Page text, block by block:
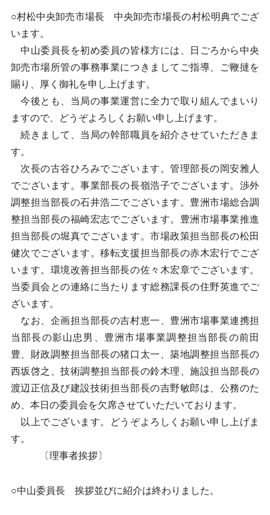
○村松中央卸売市場長 中央卸売市場長の村松明典でござ
います。
中山委員長を初め委員の皆様方には、日ごろから中央
卸売市場所管の事務事業につきましてご指導、ご鞭撻を
賜り、厚く御礼を申し上げます。
今後とも、当局の事業運営に全力で取り組んでまいり
ますので、どうぞよろしくお願い申し上げます。
続きまして、当局の幹部職員を紹介させていただきま
す。
次長の古谷ひろみでございます。管理部長の岡安雅人
でございます。事業部長の長嶺浩子でございます。渉外
調整担当部長の石井浩二でございます。豊洲市場総合調
整担当部長の福崎宏志でございます。豊洲市場事業推進
担当部長の堀真でございます。市場政策担当部長の松田
健次でございます。移転支援担当部長の赤木宏行でござ
います。環境改善担当部長の佐々木宏章でございます。
当委員会との連絡に当たります総務課長の住野英進でご
ざいます。
なお、企画担当部長の吉村恵一、豊洲市場事業連携担
当部長の影山忠男、豊洲市場事業調整担当部長の前田
豊、財政調整担当部長の猪口太一、築地調整担当部長の
西坂啓之、技術調整担当部長の鈴木理、施設担当部長の
渡辺正信及び建設技術担当部長の吉野敏郎は、公務のた
め、本日の委員会を欠席させていただいております。
以上でございます。どうぞよろしくお願い申し上げま
す。
〔理事者挨拶〕
○中山委員長 挨拶並びに紹介は終わりました。